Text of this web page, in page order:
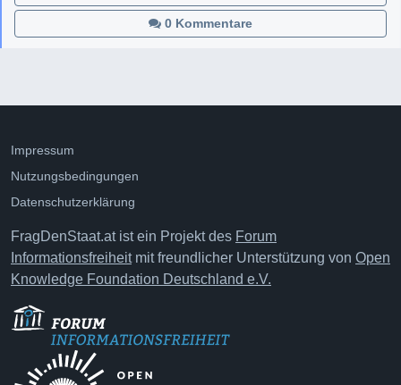
0 Kommentare
Impressum
Nutzungsbedingungen
Datenschutzerklärung
FragDenStaat.at ist ein Projekt des Forum
Informationsfreiheitmit freundlicher Unterstützung von Open
Knowledge Foundation Deutschland e.V.